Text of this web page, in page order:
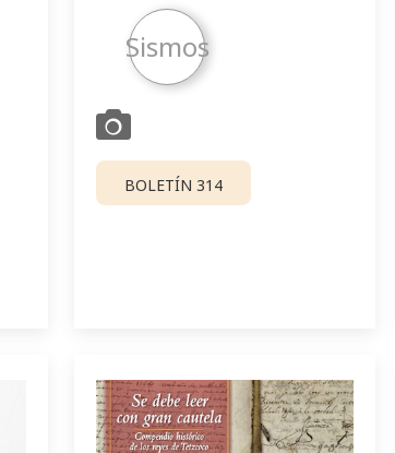
Sismos
BOLETÍN 314